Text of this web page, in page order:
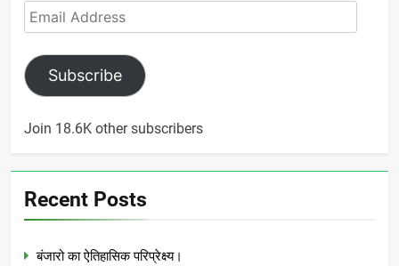
Email
Address
Subscribe
Join 18.6K other subscribers
Recent Posts
बंजारो का ऐतिहासिक परिप्रेक्ष्य।